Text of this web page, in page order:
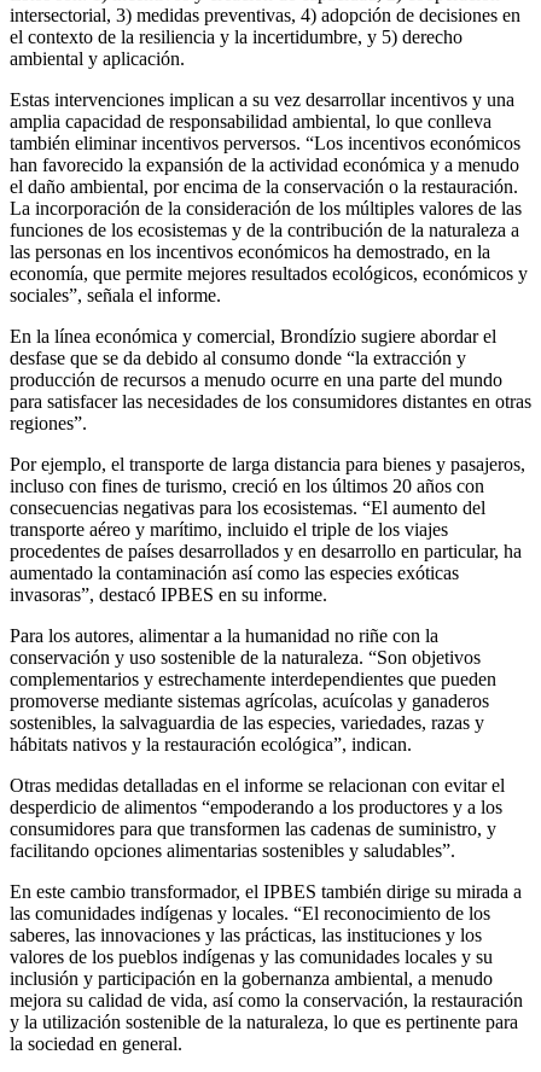
intersectorial, 3) medidas preventivas, 4) adopción de decisiones en
el contexto de la resiliencia y la incertidumbre, y 5) derecho
ambiental y aplicación.
Estas intervenciones implican a su vez desarrollar incentivos y una
amplia capacidad de responsabilidad ambiental, lo que conlleva
también eliminar incentivos perversos. “Los incentivos económicos
han favorecido la expansión de la actividad económica y a menudo
el daño ambiental, por encima de la conservación o la restauración.
La incorporación de la consideración de los múltiples valores de las
funciones de los ecosistemas y de la contribución de la naturaleza a
las personas en los incentivos económicos ha demostrado, en la
economía, que permite mejores resultados ecológicos, económicos y
sociales”, señala el informe.
En la línea económica y comercial, Brondízio sugiere abordar el
desfase que se da debido al consumo donde “la extracción y
producción de recursos a menudo ocurre en una parte del mundo
para satisfacer las necesidades de los consumidores distantes en otras
regiones”.
Por ejemplo, el transporte de larga distancia para bienes y pasajeros,
incluso con fines de turismo, creció en los últimos 20 años con
consecuencias negativas para los ecosistemas. “El aumento del
transporte aéreo y marítimo, incluido el triple de los viajes
procedentes de países desarrollados y en desarrollo en particular, ha
aumentado la contaminación así como las especies exóticas
invasoras”, destacó IPBES en su informe.
Para los autores, alimentar a la humanidad no riñe con la
conservación y uso sostenible de la naturaleza. “Son objetivos
complementarios y estrechamente interdependientes que pueden
promoverse mediante sistemas agrícolas, acuícolas y ganaderos
sostenibles, la salvaguardia de las especies, variedades, razas y
hábitats nativos y la restauración ecológica”, indican.
Otras medidas detalladas en el informe se relacionan con evitar el
desperdicio de alimentos “empoderando a los productores y a los
consumidores para que transformen las cadenas de suministro, y
facilitando opciones alimentarias sostenibles y saludables”.
En este cambio transformador, el IPBES también dirige su mirada a
las comunidades indígenas y locales. “El reconocimiento de los
saberes, las innovaciones y las prácticas, las instituciones y los
valores de los pueblos indígenas y las comunidades locales y su
inclusión y participación en la gobernanza ambiental, a menudo
mejora su calidad de vida, así como la conservación, la restauración
y la utilización sostenible de la naturaleza, lo que es pertinente para
la sociedad en general.